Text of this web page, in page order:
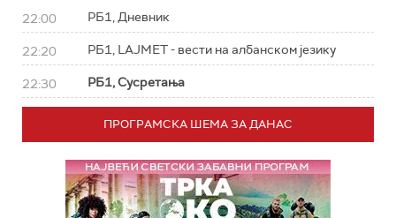
22:00 РБ1, Дневник
22:20 РБ1, LAJMET - вести на албанском језику
22:30 РБ1, Сусретања
ПРОГРАМСКА ШЕМА ЗА ДАНАС